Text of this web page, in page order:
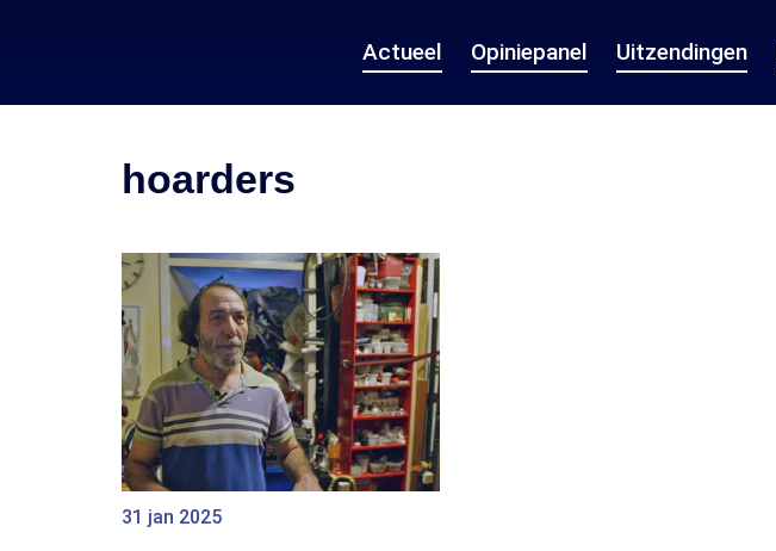
Actueel Opiniepanel Uitzendingen
hoarders
31 jan 2025